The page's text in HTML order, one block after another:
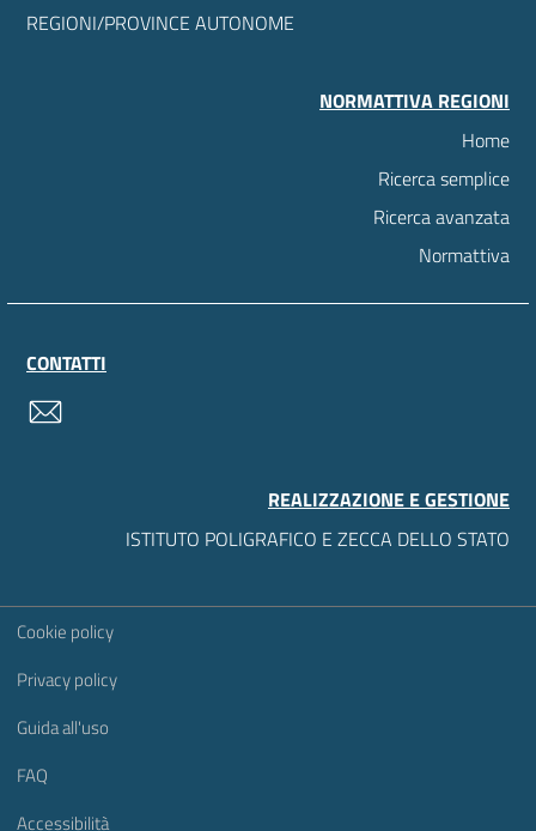
REGIONI/PROVINCE AUTONOME
NORMATTIVA REGIONI
Home
Ricerca semplice
Ricerca avanzata
Normattiva
CONTATTI
REALIZZAZIONE E GESTIONE
ISTITUTO POLIGRAFICO E ZECCA DELLO STATO
Sezione Link Utili
Cookie policy
Privacy policy
Guida all'uso
FAQ
Accessibilità